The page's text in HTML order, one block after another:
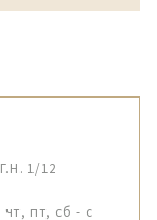
1/12
чт, пт, сб - с